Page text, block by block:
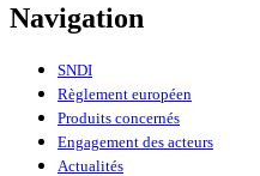
Navigation
SNDI
Règlement européen
Produits concernés
Engagement des acteurs
Actualités